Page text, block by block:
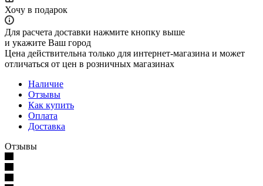
Хочу в подарок
Для расчета доставки нажмите кнопку выше
и укажите Ваш город
Цена действительна только для интернет-магазина и может
отличаться от цен в розничных магазинах
Наличие
Отзывы
Как купить
Оплата
Доставка
Отзывы